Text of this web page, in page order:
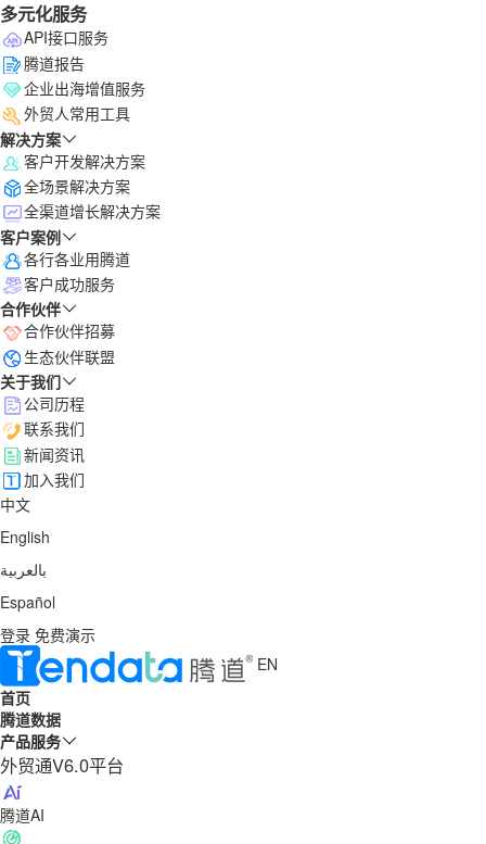
多元化服务
API接口服务
腾道报告
企业出海增值服务
外贸人常用工具
解决方案
客户开发解决方案
全场景解决方案
全渠道增长解决方案
客户案例
各行各业用腾道
客户成功服务
合作伙伴
合作伙伴招募
生态伙伴联盟
关于我们
公司历程
联系我们
新闻资讯
加入我们
中文
English
بالعربية
Español
登录 免费演示
EN
首页
腾道数据
产品服务
外贸通V6.0平台
腾道AI